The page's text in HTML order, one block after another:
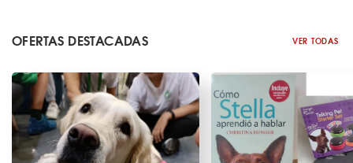
OFERTAS DESTACADAS VER TODAS